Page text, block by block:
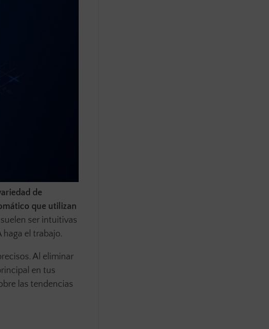
de
que utilizan
ser intuitivas
el trabajo.
Al eliminar
en tus
las tendencias